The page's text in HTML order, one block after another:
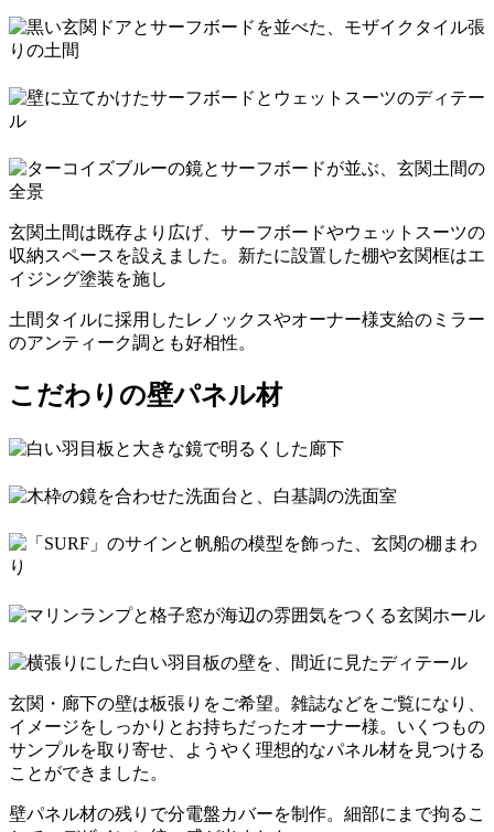
玄関土間は既存より広げ、サーフボードやウェットスーツの
収納スペースを設えました。新たに設置した棚や玄関框はエ
イジング塗装を施し
土間タイルに採用したレノックスやオーナー様支給のミラー
のアンティーク調とも好相性。
こだわりの壁パネル材
玄関・廊下の壁は板張りをご希望。雑誌などをご覧になり、
イメージをしっかりとお持ちだったオーナー様。いくつもの
サンプルを取り寄せ、ようやく理想的なパネル材を見つける
ことができました。
壁パネル材の残りで分電盤カバーを制作。細部にまで拘るこ